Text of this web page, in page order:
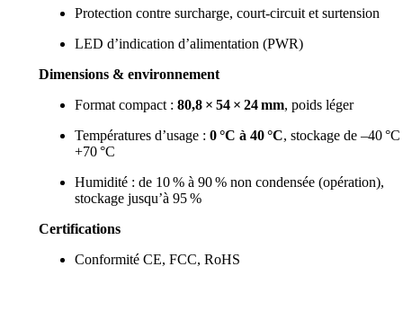
Protection contre surcharge, court-circuit et surtension
LED d’indication d’alimentation (PWR)
Dimensions & environnement
Format compact : 80,8 × 54 × 24 mm, poids léger
Températures d’usage : 0 °C à 40 °C, stockage de –40 °C
+70 °C
Humidité : de 10 % à 90 % non condensée (opération),
stockage jusqu’à 95 %
Certifications
Conformité CE, FCC, RoHS